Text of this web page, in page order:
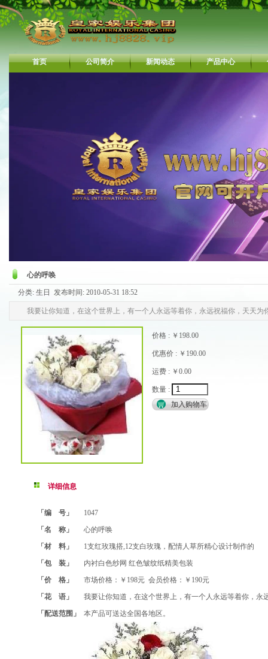
首页 公司简介 新闻动态 产品中心
心的呼唤
分类: 生日 发布时间: 2010-05-31 18:52
我要让你知道，在这个世界上，有一个人永远等着你，永远祝福你，天天为
价格 : ￥198.00
优惠价 : ￥190.00
运费 : ￥0.00
数量 :
详细信息
「编 号」
1047
「名 称」
心的呼唤
「材 料」
1支红玫瑰搭,12支白玫瑰，配情人草所精心设计制作的
「包 装」
内衬白色纱网 红色皱纹纸精美包装
「价 格」
市场价格：￥198元 会员价格：￥190元
「花 语」
我要让你知道，在这个世界上，有一个人永远等着你，永
「配送范围」
本产品可送达全国各地区。